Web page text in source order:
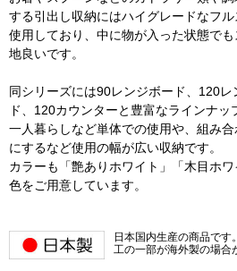
する引出し収納にはハイグレードなフ
使用しており、中に物が入った状態で
地良いです。
同シリーズには90レンジボード、120
ド、120カウンターと豊富なラインナッ
一人暮らしなど単体での使用や、組み
にするなど使用の幅が広い収納です。
カラーも「艶ありホワイト」「木目ホ
色をご用意しています。
日本国内生産の商品です
工の一部が海外製の場合